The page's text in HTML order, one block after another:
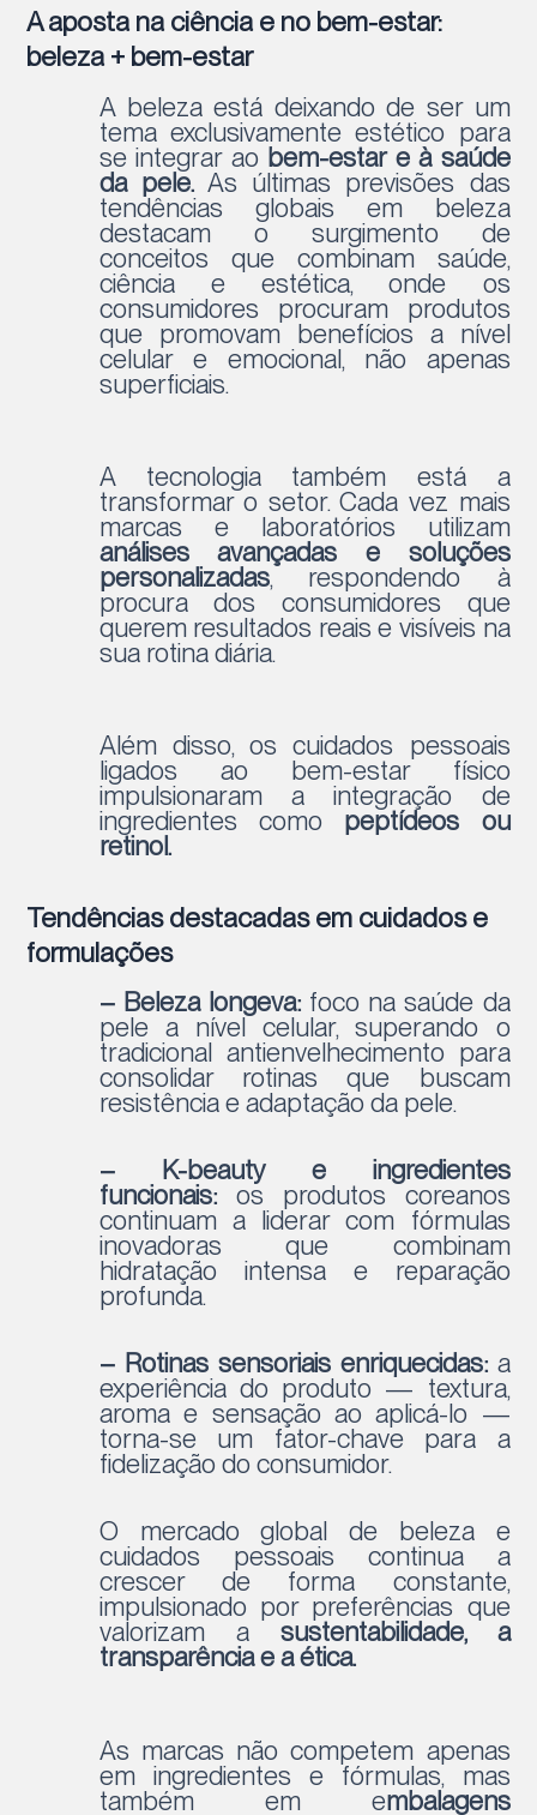
A aposta na ciência e no bem-estar:
beleza + bem-estar
A beleza está deixando de ser um
tema exclusivamente estético para
se integrar ao bem-estar e à saúde
da pele. As últimas previsões das
tendências globais em beleza
destacam o surgimento de
conceitos que combinam saúde,
ciência e estética, onde os
consumidores procuram produtos
que promovam benefícios a nível
celular e emocional, não apenas
superficiais.
A tecnologia também está a
transformar o setor. Cada vez mais
marcas e laboratórios utilizam
análises avançadas e soluções
personalizadas, respondendo à
procura dos consumidores que
querem resultados reais e visíveis na
sua rotina diária.
Além disso, os cuidados pessoais
ligados ao bem-estar físico
impulsionaram a integração de
ingredientes como peptídeos ou
retinol.
Tendências destacadas em cuidados e
formulações
– Beleza longeva: foco na saúde da
pele a nível celular, superando o
tradicional antienvelhecimento para
consolidar rotinas que buscam
resistência e adaptação da pele.
– K-beauty e ingredientes
funcionais:os produtos coreanos
continuam a liderar com fórmulas
inovadoras que combinam
hidratação intensa e reparação
profunda.
– Rotinas sensoriais enriquecidas:a
experiência do produto — textura,
aroma e sensação ao aplicá-lo —
torna-se um fator-chave para a
fidelização do consumidor.
O mercado global de beleza e
cuidados pessoais continua a
crescer de forma constante,
impulsionado por preferências que
valorizam a sustentabilidade, a
transparência e a ética.
As marcas não competem apenas
em ingredientes e fórmulas, mas
também em embalagens